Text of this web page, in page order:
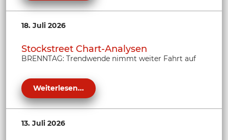
18. Juli 2026
Stockstreet Chart-Analysen
BRENNTAG: Trendwende nimmt weiter Fahrt auf
Weiterlesen...
13. Juli 2026